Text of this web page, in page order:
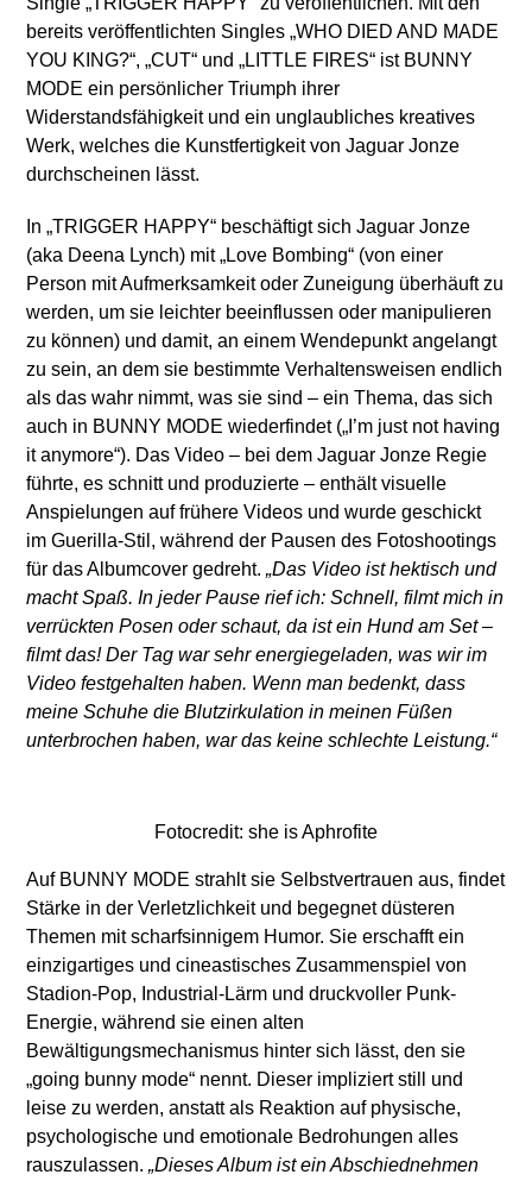
bereits veröffentlichten Singles „WHO DIED AND MADE
YOU KING?“, „CUT“ und „LITTLE FIRES“ ist BUNNY
MODE ein persönlicher Triumph ihrer
Widerstandsfähigkeit und ein unglaubliches kreatives
Werk, welches die Kunstfertigkeit von Jaguar Jonze
durchscheinen lässt.
In „TRIGGER HAPPY“ beschäftigt sich Jaguar Jonze
(aka Deena Lynch) mit „Love Bombing“ (von einer
Person mit Aufmerksamkeit oder Zuneigung überhäuft zu
werden, um sie leichter beeinflussen oder manipulieren
zu können) und damit, an einem Wendepunkt angelangt
zu sein, an dem sie bestimmte Verhaltensweisen endlich
als das wahr nimmt, was sie sind – ein Thema, das sich
auch in BUNNY MODE wiederfindet („I’m just not having
it anymore“). Das Video – bei dem Jaguar Jonze Regie
führte, es schnitt und produzierte – enthält visuelle
Anspielungen auf frühere Videos und wurde geschickt
im Guerilla-Stil, während der Pausen des Fotoshootings
für das Albumcover gedreht.„Das Video ist hektisch und
macht Spaß. In jeder Pause rief ich: Schnell, filmt mich in
verrückten Posen oder schaut, da ist ein Hund am Set –
filmt das! Der Tag war sehr energiegeladen, was wir im
Video festgehalten haben. Wenn man bedenkt, dass
meine Schuhe die Blutzirkulation in meinen Füßen
unterbrochen haben, war das keine schlechte Leistung.“
Fotocredit: she is Aphrofite
Auf BUNNY MODE strahlt sie Selbstvertrauen aus, findet
Stärke in der Verletzlichkeit und begegnet düsteren
Themen mit scharfsinnigem Humor. Sie erschafft ein
einzigartiges und cineastisches Zusammenspiel von
Stadion-Pop, Industrial-Lärm und druckvoller Punk-
Energie, während sie einen alten
Bewältigungsmechanismus hinter sich lässt, den sie
„going bunny mode“ nennt. Dieser impliziert still und
leise zu werden, anstatt als Reaktion auf physische,
psychologische und emotionale Bedrohungen alles
rauszulassen.„Dieses Album ist ein Abschiednehmen